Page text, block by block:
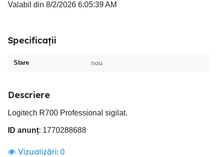
Valabil din 8/2/2026 6:05:39 AM
Specificații
Stare nou
Descriere
Logitech R700 Professional sigilat.
ID anunț: 1770288688
Vizualizări: 0